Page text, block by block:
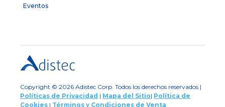
Eventos
Copyright © 2026 Adistec Corp. Todos los derechos reservados |
Políticas de Privacidad | Mapa del Sitio| Política de
Cookies | Términos y Condiciones de Venta